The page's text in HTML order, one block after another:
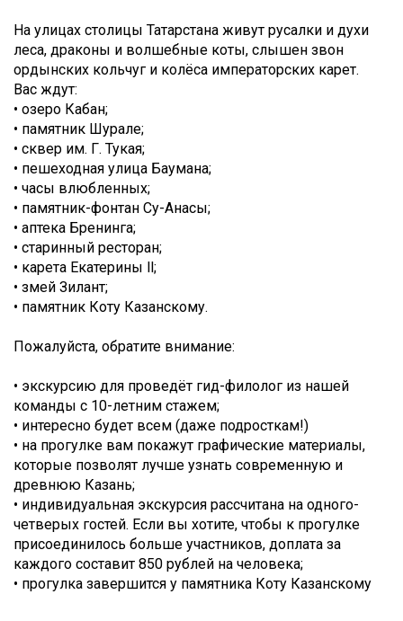
На улицах столицы Татарстана живут русалки и духи
леса, драконы и волшебные коты, слышен звон
ордынских кольчуг и колёса императорских карет.
Вас ждут:
• озеро Кабан;
• памятник Шурале;
• сквер им. Г. Тукая;
• пешеходная улица Баумана;
• часы влюбленных;
• памятник-фонтан Су-Анасы;
• аптека Бренинга;
• старинный ресторан;
• карета Екатерины ll;
• змей Зилант;
• памятник Коту Казанскому.
Пожалуйста, обратите внимание:
• экскурсию для проведёт гид-филолог из нашей
команды с 10-летним стажем;
• интересно будет всем (даже подросткам!)
• на прогулке вам покажут графические материалы,
которые позволят лучше узнать современную и
древнюю Казань;
• индивидуальная экскурсия рассчитана на одного-
четверых гостей. Если вы хотите, чтобы к прогулке
присоединилось больше участников, доплата за
каждого составит 850 рублей на человека;
• прогулка завершится у памятника Коту Казанскому